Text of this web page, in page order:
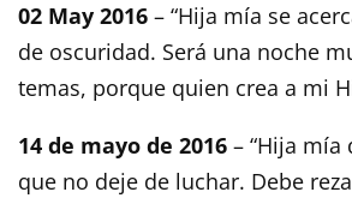
02 May 2016 – “Hija mía se
de oscuridad. Será una noche
temas, porque quien crea a mi
14 de mayo de 2016 – “Hija
que no deje de luchar. Debe